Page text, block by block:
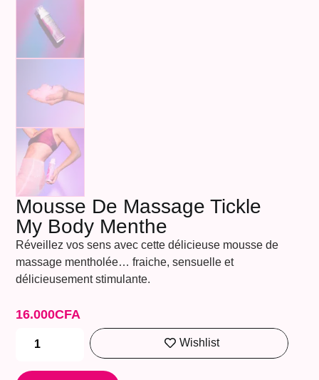
Mousse De Massage Tickle
My Body Menthe
Réveillez vos sens avec cette délicieuse mousse de
massage mentholée… fraiche, sensuelle et
délicieusement stimulante.
16.000CFA
Wishlist